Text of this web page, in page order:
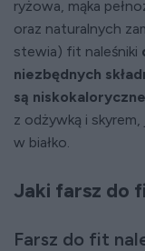
ryżowa, mąka
oraz naturalnych
stewia) fit naleśniki
niezbędnych
są niskokaloryczne
z odżywką i
w białko.
Jaki farsz do
Farsz do fit